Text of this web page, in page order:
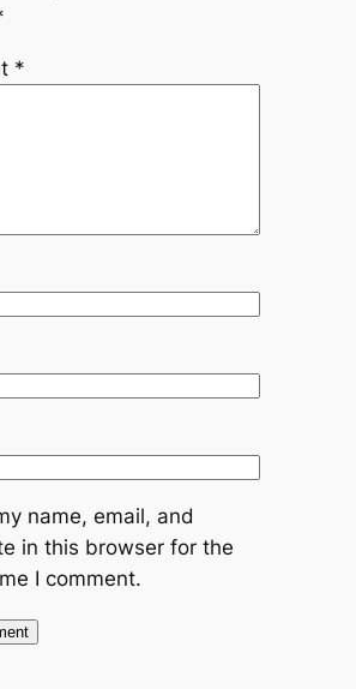
*
name, email, and
in this browser for the
I comment.